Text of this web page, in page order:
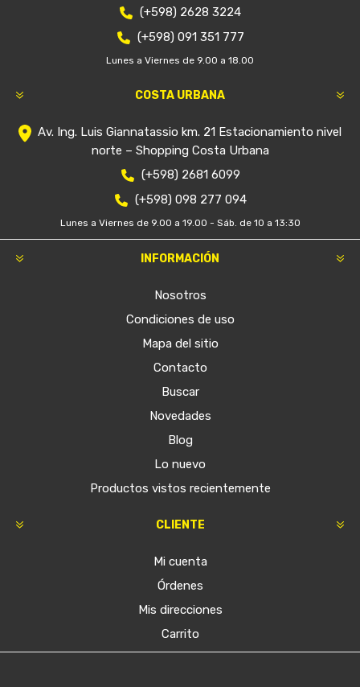
(+598) 2628 3224
(+598) 091 351 777
Lunes a Viernes de 9.00 a 18.00
COSTA URBANA
Av. Ing. Luis Giannatassio km. 21 Estacionamiento nivel
norte – Shopping Costa Urbana
(+598) 2681 6099
(+598) 098 277 094
Lunes a Viernes de 9.00 a 19.00 - Sáb. de 10 a 13:30
INFORMACIÓN
Nosotros
Condiciones de uso
Mapa del sitio
Contacto
Buscar
Novedades
Blog
Lo nuevo
Productos vistos recientemente
CLIENTE
Mi cuenta
Órdenes
Mis direcciones
Carrito